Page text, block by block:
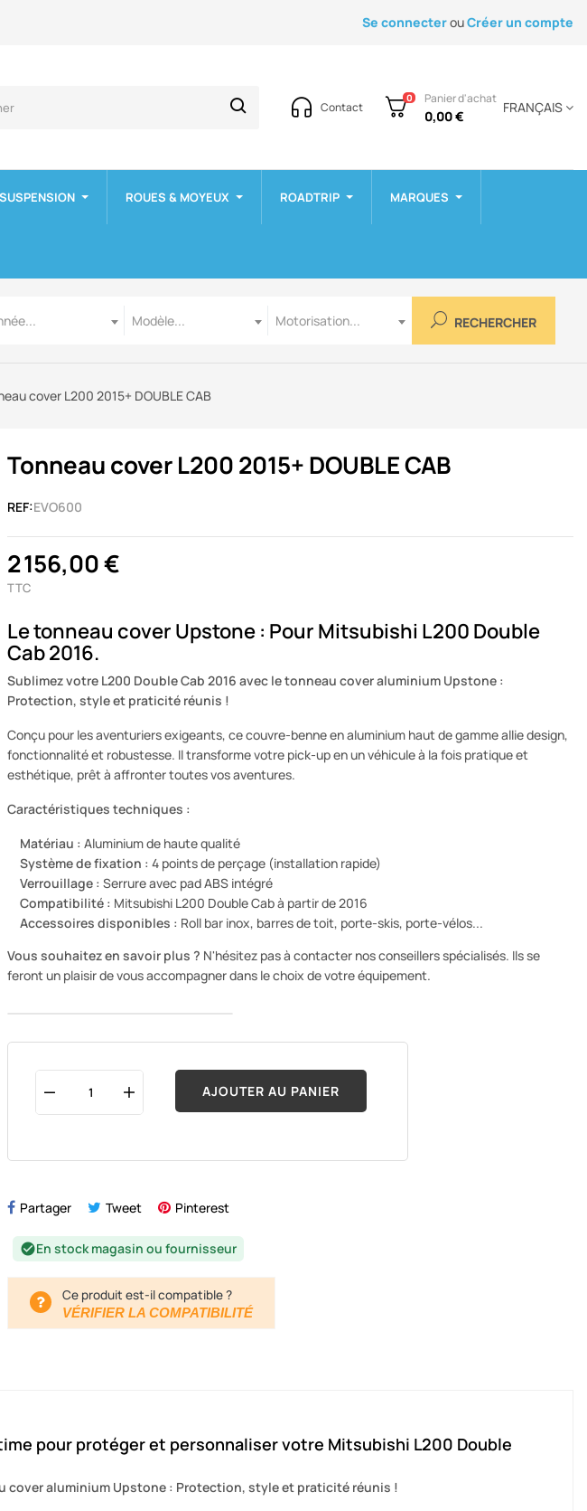
Se connecterouCréer un compte
Contact
0 Panier d'achat
0,00 €
FRANÇAIS
SUSPENSION ROUES & MOYEUX ROADTRIP MARQUES
Modèle...
Motorisation...
RECHERCHER
cover L200 2015+ DOUBLE CAB
Tonneau cover L200 2015+ DOUBLE CAB
REF:EVO600
2 156,00 €
TTC
Le tonneau cover Upstone : Pour Mitsubishi L200 Double
Cab 2016.
Sublimez votre L200 Double Cab 2016 avec le tonneau cover aluminium Upstone :
Protection, style et praticité réunis !
Conçu pour les aventuriers exigeants, ce couvre-benne en aluminium haut de gamme allie design,
fonctionnalité et robustesse. Il transforme votre pick-up en un véhicule à la fois pratique et
esthétique, prêt à affronter toutes vos aventures.
Caractéristiques techniques :
Matériau : Aluminium de haute qualité
Système de fixation : 4 points de perçage (installation rapide)
Verrouillage : Serrure avec pad ABS intégré
Compatibilité : Mitsubishi L200 Double Cab à partir de 2016
Accessoires disponibles : Roll bar inox, barres de toit, porte-skis, porte-vélos...
Vous souhaitez en savoir plus ? N'hésitez pas à contacter nos conseillers spécialisés. Ils se
feront un plaisir de vous accompagner dans le choix de votre équipement.
AJOUTER AU PANIER
Partager Tweet Pinterest
check_circleEn stock magasin ou fournisseur
Ce produit est-il compatible ?
VÉRIFIER LA COMPATIBILITÉ
pour protéger et personnaliser votre Mitsubishi L200 Double
cover aluminium Upstone : Protection, style et praticité réunis !